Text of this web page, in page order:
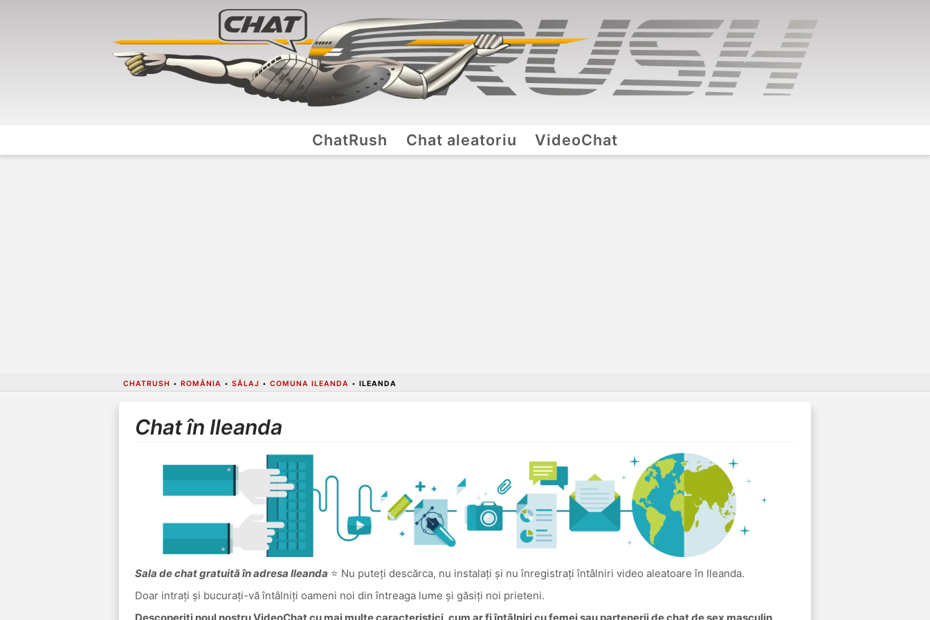
ChatRush Chat aleatoriu VideoChat
CHATRUSH • ROMÂNIA • SĂLAJ • COMUNA ILEANDA • ILEANDA
Chat în Ileanda
Sala de chat gratuită în adresa Ileanda ⭐ Nu puteți descărca, nu instalați și nu înregistrați întâlniri video aleatoare în Ileanda.
Doar intrați și bucurați-vă întâlniți oameni noi din întreaga lume și găsiți noi prieteni.